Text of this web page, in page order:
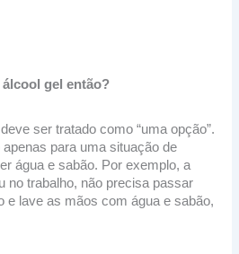
gel então?
ser tratado como “uma opção”.
para uma situação de
água e sabão. Por exemplo, a
no trabalho, não precisa passar
e lave as mãos com água e sabão,